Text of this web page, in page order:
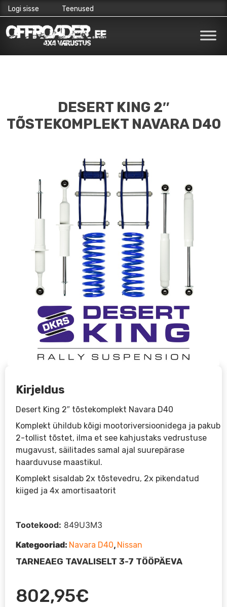
to
Logi sisse Teenused
DESERT KING 2″
TÕSTEKOMPLEKT NAVARA D40
802,95€
Kirjeldus
Desert King 2″ tõstekomplekt Navara D40
Komplekt ühildub kõigi mootoriversioonidega ja pakub
2-tollist tõstet, ilma et see kahjustaks vedrustuse
mugavust, säilitades samal ajal suurepärase
haarduvuse maastikul.
Komplekt sisaldab 2x tõstevedru, 2x pikendatud
kiiged ja 4x amortisaatorit
Tootekood: 849U3M3
Kategooriad: Navara D40, Nissan
TARNEAEG TAVALISELT 3-7 TÖÖPÄEVA